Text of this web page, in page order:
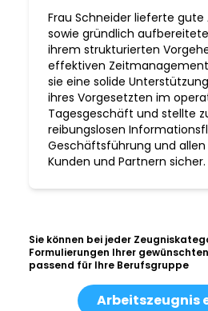
Frau Schneider lieferte gute
sowie gründlich
ihrem strukturierten
effektiven
sie eine solide
ihres Vorgesetzten im
Tagesgeschäft und stellte
reibungslosen
Geschäftsführung und
Kunden und Partnern sicher.
Sie können bei jeder
Formulierungen Ihrer
passend für Ihre Berufsgruppe
Arbeitszeugnis